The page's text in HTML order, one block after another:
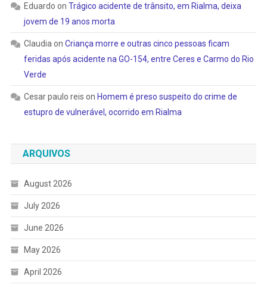
Eduardo on Trágico acidente de trânsito, em Rialma, deixa
jovem de 19 anos morta
Claudia on Criança morre e outras cinco pessoas ficam
feridas após acidente na GO-154, entre Ceres e Carmo do Rio
Verde
Cesar paulo reis on Homem é preso suspeito do crime de
estupro de vulnerável, ocorrido em Rialma
ARQUIVOS
August 2026
July 2026
June 2026
May 2026
April 2026